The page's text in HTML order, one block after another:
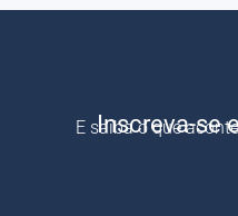
Inscreva-se
E saiba o que